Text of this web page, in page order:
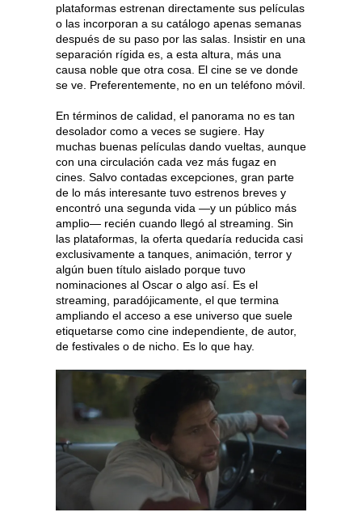
plataformas estrenan directamente sus películas
o las incorporan a su catálogo apenas semanas
después de su paso por las salas. Insistir en una
separación rígida es, a esta altura, más una
causa noble que otra cosa. El cine se ve donde
se ve. Preferentemente, no en un teléfono móvil.
En términos de calidad, el panorama no es tan
desolador como a veces se sugiere. Hay
muchas buenas películas dando vueltas, aunque
con una circulación cada vez más fugaz en
cines. Salvo contadas excepciones, gran parte
de lo más interesante tuvo estrenos breves y
encontró una segunda vida —y un público más
amplio— recién cuando llegó al streaming. Sin
las plataformas, la oferta quedaría reducida casi
exclusivamente a tanques, animación, terror y
algún buen título aislado porque tuvo
nominaciones al Oscar o algo así. Es el
streaming, paradójicamente, el que termina
ampliando el acceso a ese universo que suele
etiquetarse como cine independiente, de autor,
de festivales o de nicho. Es lo que hay.